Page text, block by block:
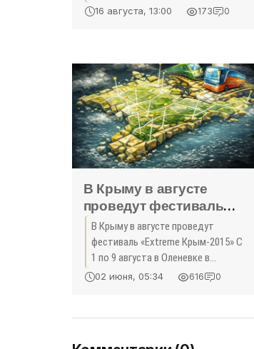
свободным. Эта игра состоится
16 августа, 13:00 173 0
В Крыму в августе
проведут фестиваль
«Extreme Крым-2015»
В Крыму в августе проведут
фестиваль «Extreme Крым-2015» С
1 по 9 августа в Оленевке в
очередной разов пройдет
Соответствующее распоряжение
02 июня, 05:34 616 0